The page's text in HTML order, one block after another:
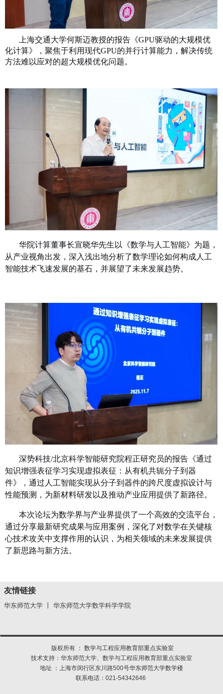
上海交通大学何斯迈教授的报告《GPU驱动的大规模优
化计算》，聚焦于利用现代GPU的并行计算能力，解决传统
方法难以应对的超大规模优化问题。
华院计算董事长宣晓华先生以《数学与人工智能》为题，
从产业视角出发，深入浅出地分析了数学理论如何构成人工
智能技术飞速发展的基石，并展望了未来发展趋势。
深势科技/北京科学智能研究院程正研究员的报告《通过
知识增强表征学习实现虚拟表征：从有机共轭分子到器
件》，通过人工智能实现从分子到器件的跨尺度虚拟设计与
性能预测，为新材料研发以及推动产业应用提供了新路径。
本次论坛为数学界与产业界提供了一个高效的交流平台，
通过分享最新研究成果与应用案例，深化了对数学在关键核
心技术攻关中支撑作用的认识，为相关领域的未来发展提供
了新思路与新方法。
友情链接
华东师范大学 华东师范大学数学科学学院
版权所有 ： 数学与工程应用教育部重点实验室
技术支持： 华东师范大学、 数学与工程应用教育部重点实验室
地址 ：上海市闵行区东川路500号华东师范大学数学楼
联系电话：021-54342646